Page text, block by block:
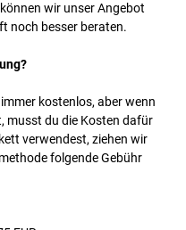
wir unser Angebot
noch besser beraten.
kostenlos, aber wenn
musst du die Kosten dafür
verwendest, ziehen wir
folgende Gebühr